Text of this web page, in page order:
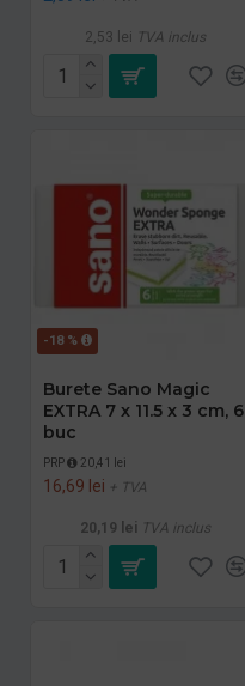
2,53 lei TVA inclus
-18 %
Burete Sano Magic
EXTRA 7 x 11.5 x 3 cm, 6
buc
PRP 20,41 lei
16,69 lei + TVA
20,19 lei TVA inclus